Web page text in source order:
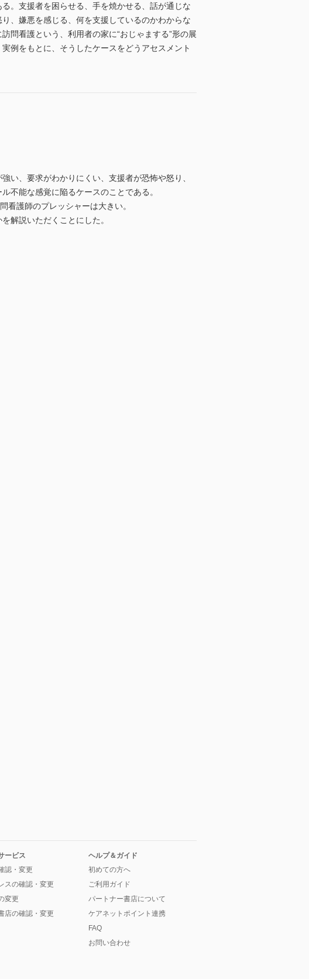
。支援者を困らせる、手を焼かせる、話が通じな
、嫌悪を感じる、何を支援しているのかわからな
問看護という、利用者の家に“おじゃまする”形の展
例をもとに、そうしたケースをどうアセスメント
い、要求がわかりにくい、支援者が恐怖や怒り、
不能な感覚に陥るケースのことである。
看護師のプレッシャーは大きい。
解説いただくことにした。
ービス
認・変更
スの確認・変更
変更
店の確認・変更
ヘルプ＆ガイド
初めての方へ
ご利用ガイド
パートナー書店について
ケアネットポイント連携
FAQ
お問い合わせ